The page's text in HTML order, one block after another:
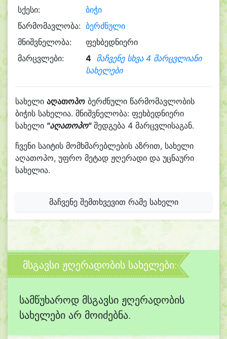
სქესი:
ბიჭი
წარმომავლობა: ბერძნული
მნიშვნელობა:
ფეხბედნიერი
მარცვლები:
4 მაჩვენე სხვა 4 მარცვლიანი
სახელები
სახელი აღათოპო ბერძნული წარმომავლობის
ბიჭის სახელია. მნიშვნელობა: ფეხბედნიერი
სახელი "აღათოპო"შედგება 4 მარცვლისაგან.
ჩვენი საიტის მომხმარებლების აზრით, სახელი
აღათოპო, უფრო მეტად ჟღერადი და უცნაური
სახელია.
მაჩვენე შემთხვევით რამე სახელი
მსგავსი ჟღერადობის სახელები:
სამწუხაროდ მსგავსი ჟღერადობის
სახელები არ მოიძებნა.